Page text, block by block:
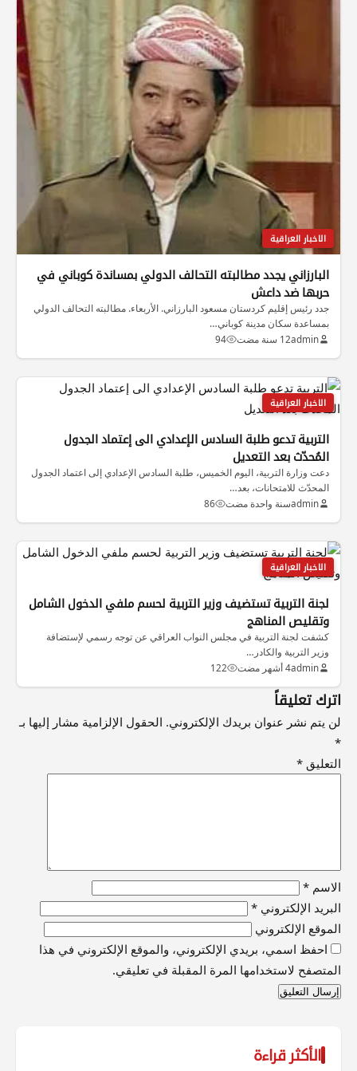
الاخبار العراقية
البارزاني يجدد مطالبته التحالف الدولي بمساندة كوباني في
حربها ضد داعش
جدد رئيس إقليم كردستان مسعود البارزاني. الأربعاء. مطالبته التحالف الدولي
بمساعدة سكان مدينة كوباني…
admin12 سنة مضت 94
الاخبار العراقية
التربية تدعو طلبة السادس الإعدادي الى إعتماد الجدول
المُحدّث بعد التعديل
دعت وزارة التربية، اليوم الخميس، طلبة السادس الإعدادي إلى اعتماد الجدول
المحدّث للامتحانات، بعد…
adminسنة واحدة مضت 86
الاخبار العراقية
لجنة التربية تستضيف وزير التربية لحسم ملفي الدخول الشامل
وتقليص المناهج
كشفت لجنة التربية في مجلس النواب العراقي عن توجه رسمي لإستضافة
وزير التربية والكادر…
admin4 أشهر مضت 122
اترك تعليقاً
لن يتم نشر عنوان بريدك الإلكتروني. الحقول الإلزامية مشار إليها بـ
*
التعليق *
الاسم *
البريد الإلكتروني *
الموقع الإلكتروني
احفظ اسمي، بريدي الإلكتروني، والموقع الإلكتروني في هذا
المتصفح لاستخدامها المرة المقبلة في تعليقي.
الأكثر قراءة